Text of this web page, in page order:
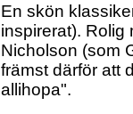
En skön
inspirerat).
Nicholson (som
främst därför att
allihopa".